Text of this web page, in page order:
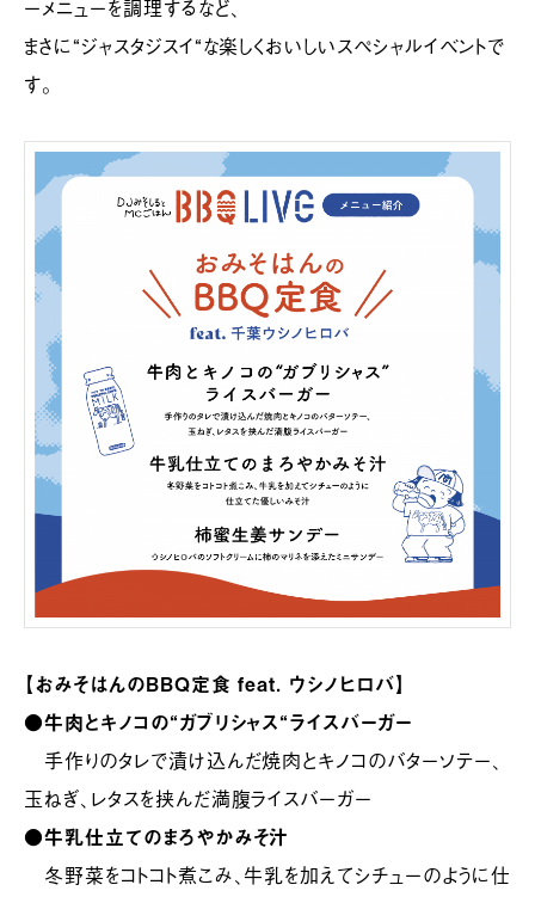
ーメニューを調理するなど、
まさに“ジャスタジスイ“な楽しくおいしいスペシャルイベントで
す。
【おみそはんのBBQ定食 feat. ウシノヒロバ】
●牛肉とキノコの“ガブリシャス“ライスバーガー
手作りのタレで漬け込んだ焼肉とキノコのバターソテー、
玉ねぎ、レタスを挟んだ満腹ライスバーガー
●牛乳仕立てのまろやかみそ汁
冬野菜をコトコト煮こみ、牛乳を加えてシチューのように仕